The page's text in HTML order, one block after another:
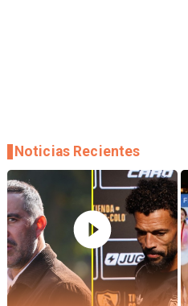
Noticias Recientes